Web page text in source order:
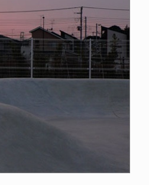
IZURU NAGAHARA / 永原依弦